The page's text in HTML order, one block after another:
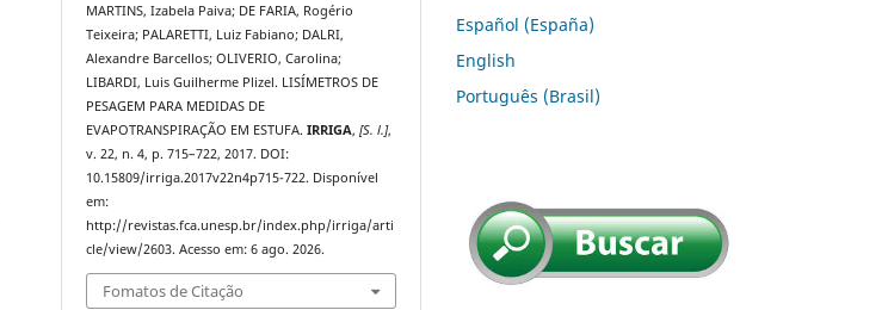
MARTINS, Izabela Paiva; DE FARIA, Rogério
Teixeira; PALARETTI, Luiz Fabiano; DALRI,
Alexandre Barcellos; OLIVERIO, Carolina;
LIBARDI, Luis Guilherme Plizel. LISÍMETROS DE
PESAGEM PARA MEDIDAS DE
EVAPOTRANSPIRAÇÃO EM ESTUFA.IRRIGA,[S. l.],
v. 22, n. 4, p. 715–722, 2017. DOI:
10.15809/irriga.2017v22n4p715-722. Disponível
em:
http://revistas.fca.unesp.br/index.php/irriga/arti
cle/view/2603. Acesso em: 6 ago. 2026.
Fomatos de Citação
Español (España)
English
Português (Brasil)